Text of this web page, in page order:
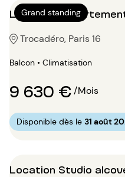
Grand standing
Location
Trocadéro, Paris 16
Balcon • Climatisation
9 630 €/Mois
Disponible dès le 31 août
Location Studio